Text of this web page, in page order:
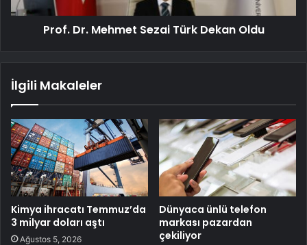
Prof. Dr. Mehmet Sezai Türk Dekan Oldu
İlgili Makaleler
Kimya ihracatı Temmuz’da
3 milyar doları aştı
Ağustos 5, 2026
Dünyaca ünlü telefon
markası pazardan
çekiliyor